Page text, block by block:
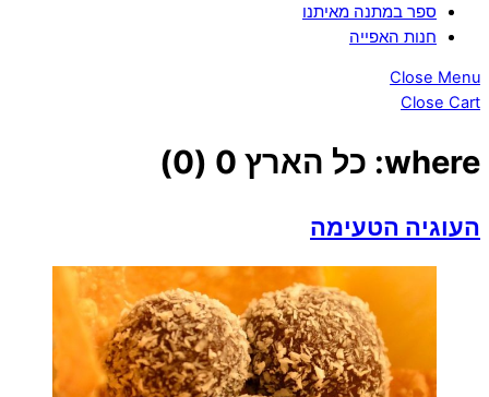
ספר במתנה מאיתנו
חנות האפייה
Close Menu
Close Cart
where: כל הארץ 0 (0)
העוגיה הטעימה